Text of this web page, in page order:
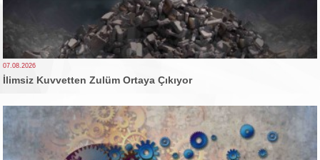
07.08.2026
İlimsiz Kuvvetten Zulüm Ortaya Çıkıyor